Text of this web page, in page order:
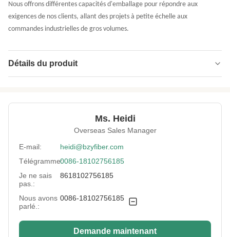
Nous offrons différentes capacités d'emballage pour répondre aux
exigences de nos clients, allant des projets à petite échelle aux
commandes industrielles de gros volumes.
Détails du produit
Fibre d'aiguille à action rapide
Ms. Heidi
Overseas Sales Manager
E-mail:
heidi@bzyfiber.com
Télégramme:0086-18102756185
Je ne sais
pas.:
8618102756185
Nous avons
parlé.:
0086-18102756185
Demande maintenant